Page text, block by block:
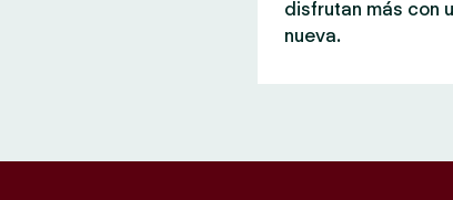
disfrutan más con
nueva.